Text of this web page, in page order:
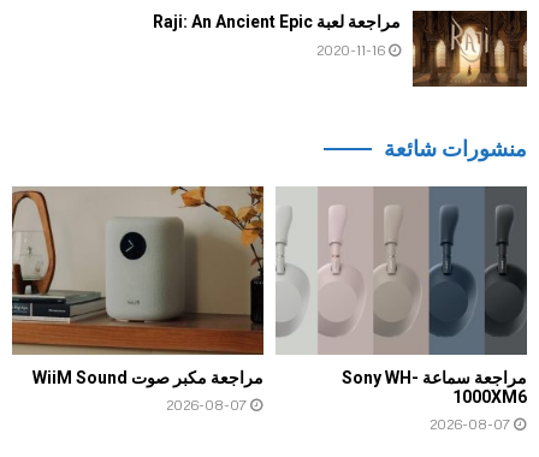
مراجعة لعبة Raji: An Ancient Epic
2020-11-16
منشورات شائعة
مراجعة سماعة Sony WH-
1000XM6
2026-08-07
مراجعة مكبر صوت WiiM Sound
2026-08-07